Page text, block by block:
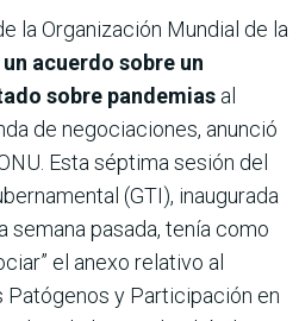
la Organización Mundial de la
un acuerdo sobre un
sobre pandemias al
de negociaciones, anunció
Esta séptima sesión del
(GTI), inaugurada
semana pasada, tenía como
el anexo relativo al
y Participación en